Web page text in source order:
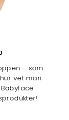
- som
vet man